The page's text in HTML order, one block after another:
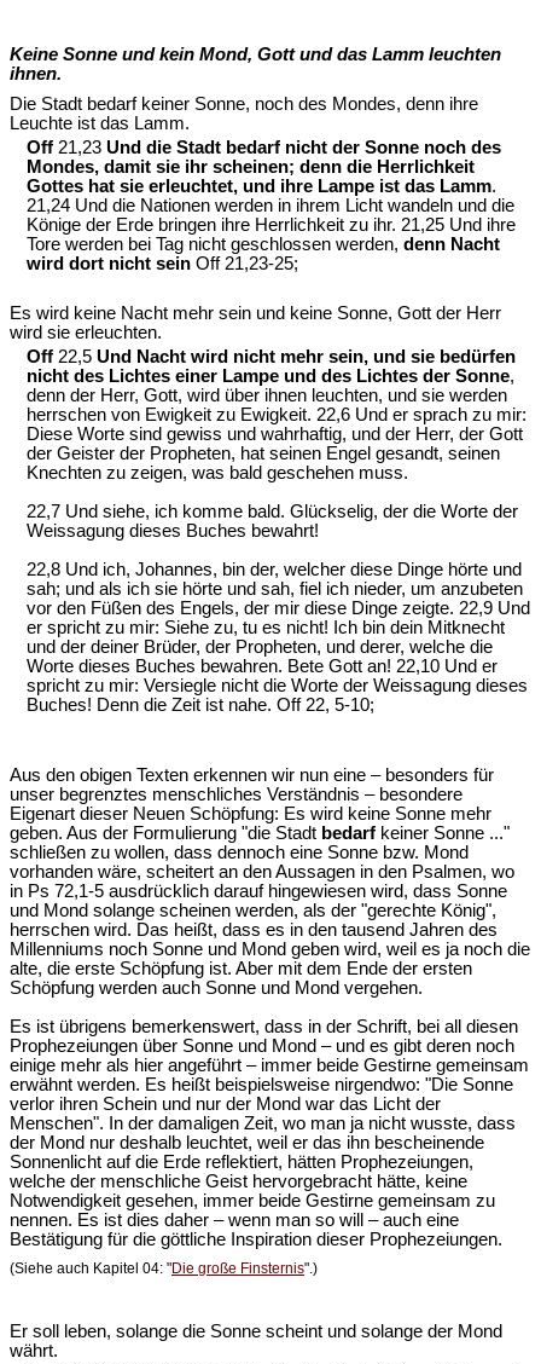
Keine Sonne und kein Mond, Gott und das Lamm leuchten
ihnen.
Die Stadt bedarf keiner Sonne, noch des Mondes, denn ihre
Leuchte ist das Lamm.
Off 21,23 Und die Stadt bedarf nicht der Sonne noch des
Mondes, damit sie ihr scheinen; denn die Herrlichkeit
Gottes hat sie erleuchtet, und ihre Lampe ist das Lamm.
21,24 Und die Nationen werden in ihrem Licht wandeln und die
Könige der Erde bringen ihre Herrlichkeit zu ihr. 21,25 Und ihre
Tore werden bei Tag nicht geschlossen werden, denn Nacht
wird dort nicht sein Off 21,23-25;
Es wird keine Nacht mehr sein und keine Sonne, Gott der Herr
wird sie erleuchten.
Off 22,5 Und Nacht wird nicht mehr sein, und sie bedürfen
nicht des Lichtes einer Lampe und des Lichtes der Sonne,
denn der Herr, Gott, wird über ihnen leuchten, und sie werden
herrschen von Ewigkeit zu Ewigkeit. 22,6 Und er sprach zu mir:
Diese Worte sind gewiss und wahrhaftig, und der Herr, der Gott
der Geister der Propheten, hat seinen Engel gesandt, seinen
Knechten zu zeigen, was bald geschehen muss.
22,7 Und siehe, ich komme bald. Glückselig, der die Worte der
Weissagung dieses Buches bewahrt!
22,8 Und ich, Johannes, bin der, welcher diese Dinge hörte und
sah; und als ich sie hörte und sah, fiel ich nieder, um anzubeten
vor den Füßen des Engels, der mir diese Dinge zeigte. 22,9 Und
er spricht zu mir: Siehe zu, tu es nicht! Ich bin dein Mitknecht
und der deiner Brüder, der Propheten, und derer, welche die
Worte dieses Buches bewahren. Bete Gott an! 22,10 Und er
spricht zu mir: Versiegle nicht die Worte der Weissagung dieses
Buches! Denn die Zeit ist nahe. Off 22, 5-10;
Aus den obigen Texten erkennen wir nun eine – besonders für
unser begrenztes menschliches Verständnis – besondere
Eigenart dieser Neuen Schöpfung: Es wird keine Sonne mehr
geben. Aus der Formulierung "die Stadt bedarf keiner Sonne ..."
schließen zu wollen, dass dennoch eine Sonne bzw. Mond
vorhanden wäre, scheitert an den Aussagen in den Psalmen, wo
in Ps 72,1-5 ausdrücklich darauf hingewiesen wird, dass Sonne
und Mond solange scheinen werden, als der "gerechte König",
herrschen wird. Das heißt, dass es in den tausend Jahren des
Millenniums noch Sonne und Mond geben wird, weil es ja noch die
alte, die erste Schöpfung ist. Aber mit dem Ende der ersten
Schöpfung werden auch Sonne und Mond vergehen.
Es ist übrigens bemerkenswert, dass in der Schrift, bei all diesen
Prophezeiungen über Sonne und Mond – und es gibt deren noch
einige mehr als hier angeführt – immer beide Gestirne gemeinsam
erwähnt werden. Es heißt beispielsweise nirgendwo: "Die Sonne
verlor ihren Schein und nur der Mond war das Licht der
Menschen". In der damaligen Zeit, wo man ja nicht wusste, dass
der Mond nur deshalb leuchtet, weil er das ihn bescheinende
Sonnenlicht auf die Erde reflektiert, hätten Prophezeiungen,
welche der menschliche Geist hervorgebracht hätte, keine
Notwendigkeit gesehen, immer beide Gestirne gemeinsam zu
nennen. Es ist dies daher – wenn man so will – auch eine
Bestätigung für die göttliche Inspiration dieser Prophezeiungen.
(Siehe auch Kapitel 04: "Die große Finsternis".)
Er soll leben, solange die Sonne scheint und solange der Mond
währt.